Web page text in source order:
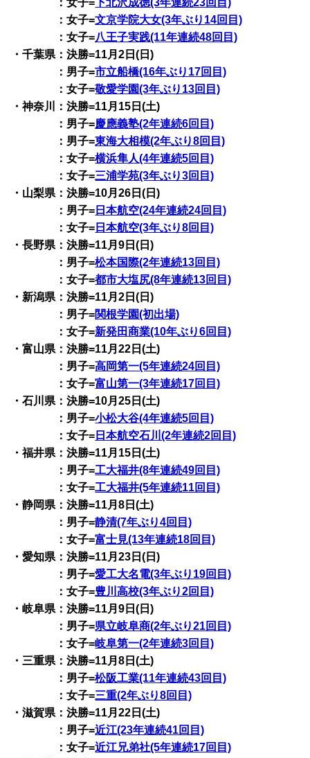
：女子= 下北沢成徳(3年連続23回目)
：女子=文京学院大女(3年ぶり14回目)
：女子=八王子実践(11年連続48回目)
・千葉県：決勝=11月2日(日)
：男子=市立船橋(16年ぶり17回目)
：女子=敬愛学園(3年ぶり13回目)
・神奈川：決勝=11月15日(土)
：男子=慶應義塾(2年連続6回目)
：男子=東海大相模(2年ぶり8回目)
：女子=横浜隼人(4年連続5回目)
：女子=三浦学苑(3年ぶり3回目)
・山梨県：決勝=10月26日(日)
：男子= 日本航空(24年連続24回目)
：女子= 日本航空(3年ぶり8回目)
・長野県：決勝=11月9日(日)
：男子=松本国際(2年連続13回目)
：女子=都市大塩尻(8年連続13回目)
・新潟県：決勝=11月2日(日)
：男子=関根学園(初出場)
：女子=新発田商業(10年ぶり6回目)
・富山県：決勝=11月22日(土)
：男子=高岡第一(5年連続24回目)
：女子=富山第一(3年連続17回目)
・石川県：決勝=10月25日(土)
：男子=小松大谷(4年連続5回目)
：女子= 日本航空石川(2年連続2回目)
・福井県：決勝=11月15日(土)
：男子=工大福井(8年連続49回目)
：女子=工大福井(5年連続11回目)
・静岡県：決勝=11月8日(土)
：男子=静清(7年ぶり4回目)
：女子=富士見(13年連続18回目)
・愛知県：決勝=11月23日(日)
：男子=愛工大名電(3年ぶり19回目)
：女子=豊川高校(3年ぶり2回目)
・岐阜県：決勝=11月9日(日)
：男子=県立岐阜商(2年ぶり21回目)
：女子=岐阜第一(2年連続3回目)
・三重県：決勝=11月8日(土)
：男子=松阪工業(11年連続43回目)
：女子=三重(2年ぶり8回目)
・滋賀県：決勝=11月22日(土)
：男子=近江(23年連続41回目)
：女子=近江兄弟社(5年連続17回目)